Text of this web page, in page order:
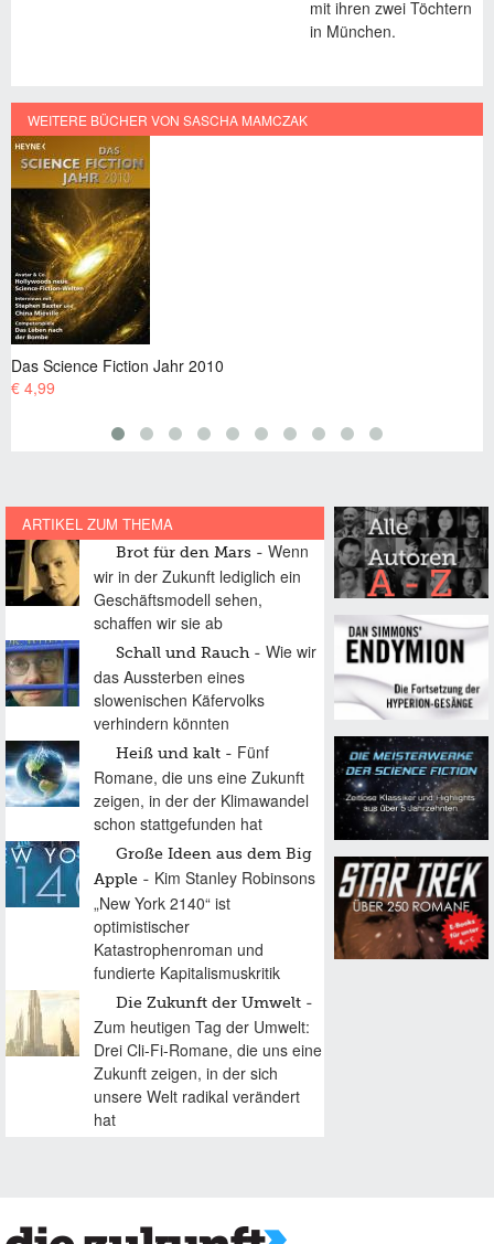
mit ihren zwei Töchtern
in München.
WEITERE BÜCHER VON SASCHA MAMCZAK
Das Science Fiction Jahr 2011
ARTIKEL ZUM THEMA
Brot für den Mars
Wenn
wir in der Zukunft lediglich ein
Geschäftsmodell sehen,
schaffen wir sie ab
Schall und Rauch
Wie wir
das Aussterben eines
slowenischen Käfervolks
verhindern könnten
Heiß und kalt
Fünf
Romane, die uns eine Zukunft
zeigen, in der der Klimawandel
schon stattgefunden hat
Große Ideen aus dem Big
Apple
Kim Stanley Robinsons
„New York 2140“ ist
optimistischer
Katastrophenroman und
fundierte Kapitalismuskritik
Die Zukunft der Umwelt
Zum heutigen Tag der Umwelt:
Drei Cli-Fi-Romane, die uns eine
Zukunft zeigen, in der sich
unsere Welt radikal verändert
hat